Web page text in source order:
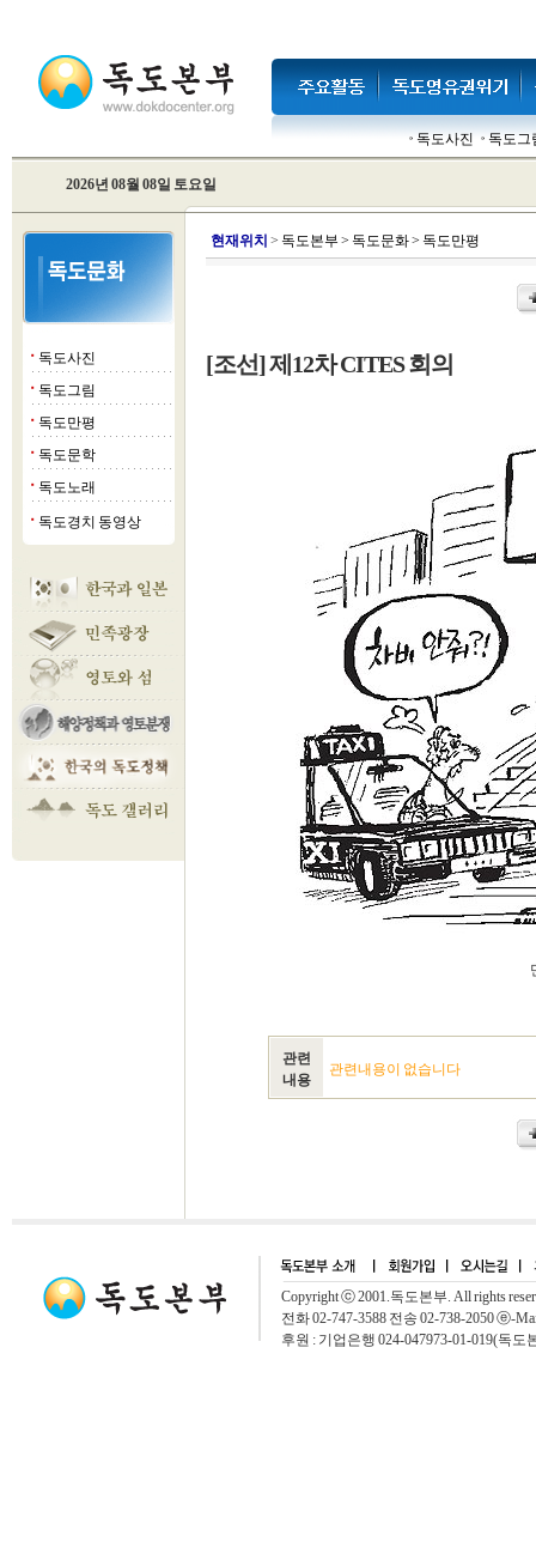
독도사진 독도그
2026년 08월 08일 토요일
■ 독도사진
■ 독도그림
■ 독도만평
■ 독도문학
■ 독도노래
■ 독도경치 동영상
현재위치 > 독도본부 > 독도문화> 독도만평
[조선] 제12차 CITES 회의
관련
내용
관련내용이 없습니다
Copyright ⓒ 2001.독도본부. All rights
전화 02-747-3588 전송 02-738-2050 ⓔ-
후원 : 기업은행 024-047973-01-019(독도